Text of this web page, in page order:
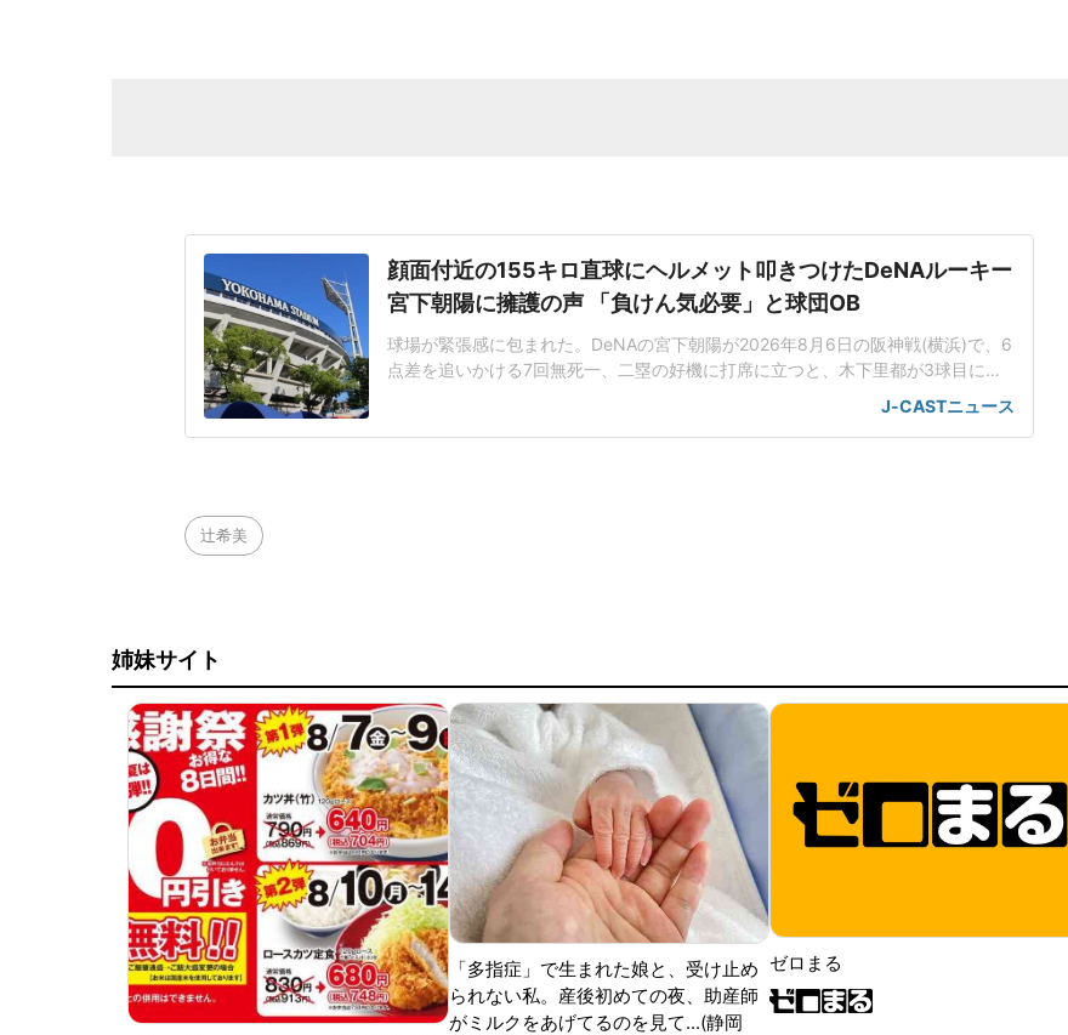
顔面付近の155キロ直球にヘルメット叩きつけたDeNAルーキー
宮下朝陽に擁護の声 「負けん気必要」と球団OB
球場が緊張感に包まれた。DeNAの宮下朝陽が2026年8月6日の阪神戦(横浜)で、6
点差を追いかける7回無死一、二塁の好機に打席に立つと、木下里都が3球目に投
じた155キロ直球が顔面付近へ。もんどり打ってよけた宮下は怒りの表情を見せて
ヘルメットを叩きつけた。「熱くなってしまった部分があったのでしょう」前日5
J-CASTニュース
辻希美
姉妹サイト
「多指症」で生まれた娘と、受け止め
られない私。産後初めての夜、助産師
がミルクをあげてるのを見て...(静岡
ゼロまる